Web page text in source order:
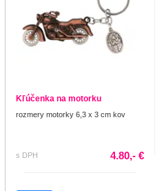
Kľúčenka na motorku
rozmery motorky 6,3 x 3 cm kov
s DPH 4.80,- €